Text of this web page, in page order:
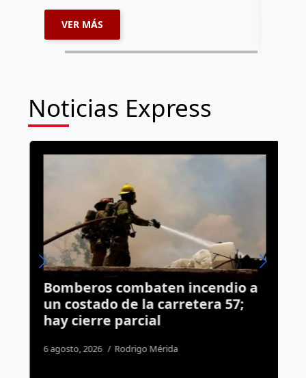
VER MÁS
Noticias Express
Bomberos combaten incendio a
un costado de la carretera 57;
hay cierre parcial
6 agosto, 2026 Rodrigo Mérida